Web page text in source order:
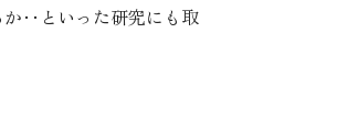
か‥といった研究にも取